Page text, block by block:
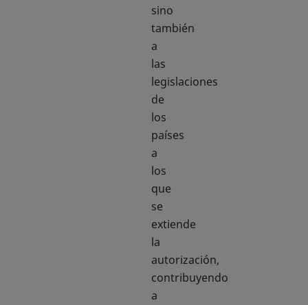
sino
también
a
las
legislaciones
de
los
países
a
los
que
se
extiende
la
autorización,
contribuyendo
a